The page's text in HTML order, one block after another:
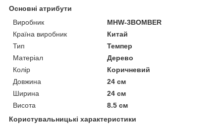
Основні атрибути
Виробник
MHW-3BOMBER
Країна виробник
Китай
Тип
Темпер
Матеріал
Дерево
Колір
Коричневий
Довжина
24 см
Ширина
24 см
Висота
8.5 см
Користувальницькі характеристики